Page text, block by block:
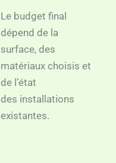
Le budget final
dépend de la
surface, des
matériaux choisis et
de l’état
des installations
existantes.